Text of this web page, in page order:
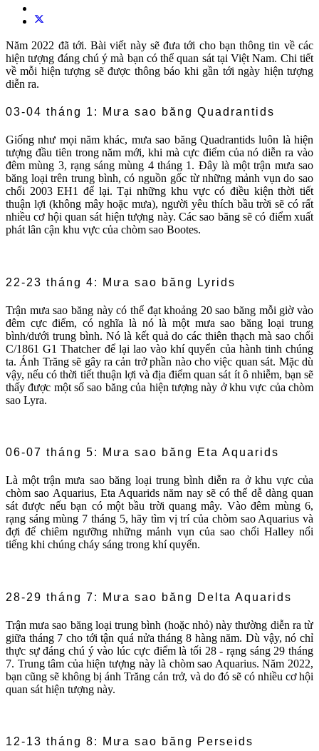
Năm 2022 đã tới. Bài viết này sẽ đưa tới cho bạn thông tin về các
hiện tượng đáng chú ý mà bạn có thể quan sát tại Việt Nam. Chi tiết
về mỗi hiện tượng sẽ được thông báo khi gần tới ngày hiện tượng
diễn ra.
03-04 tháng 1: Mưa sao băng Quadrantids
Giống như mọi năm khác, mưa sao băng Quadrantids luôn là hiện
tượng đầu tiên trong năm mới, khi mà cực điểm của nó diễn ra vào
đêm mùng 3, rạng sáng mùng 4 tháng 1. Đây là một trận mưa sao
băng loại trên trung bình, có nguồn gốc từ những mảnh vụn do sao
chổi 2003 EH1 để lại. Tại những khu vực có điều kiện thời tiết
thuận lợi (không mây hoặc mưa), người yêu thích bầu trời sẽ có rất
nhiều cơ hội quan sát hiện tượng này. Các sao băng sẽ có điểm xuất
phát lân cận khu vực của chòm sao Bootes.
22-23 tháng 4: Mưa sao băng Lyrids
Trận mưa sao băng này có thể đạt khoảng 20 sao băng mỗi giờ vào
đêm cực điểm, có nghĩa là nó là một mưa sao băng loại trung
bình/dưới trung bình. Nó là kết quả do các thiên thạch mà sao chổi
C/1861 G1 Thatcher để lại lao vào khí quyển của hành tinh chúng
ta. Ánh Trăng sẽ gây ra cản trở phần nào cho việc quan sát. Mặc dù
vậy, nếu có thời tiết thuận lợi và địa điểm quan sát ít ô nhiễm, bạn sẽ
thấy được một số sao băng của hiện tượng này ở khu vực của chòm
sao Lyra.
06-07 tháng 5: Mưa sao băng Eta Aquarids
Là một trận mưa sao băng loại trung bình diễn ra ở khu vực của
chòm sao Aquarius, Eta Aquarids năm nay sẽ có thể dễ dàng quan
sát được nếu bạn có một bầu trời quang mây. Vào đêm mùng 6,
rạng sáng mùng 7 tháng 5, hãy tìm vị trí của chòm sao Aquarius và
đợi để chiêm ngưỡng những mảnh vụn của sao chổi Halley nổi
tiếng khi chúng cháy sáng trong khí quyển.
28-29 tháng 7: Mưa sao băng Delta Aquarids
Trận mưa sao băng loại trung bình (hoặc nhỏ) này thường diễn ra từ
giữa tháng 7 cho tới tận quá nửa tháng 8 hàng năm. Dù vậy, nó chỉ
thực sự đáng chú ý vào lúc cực điểm là tối 28 - rạng sáng 29 tháng
7. Trung tâm của hiện tượng này là chòm sao Aquarius. Năm 2022,
bạn cũng sẽ không bị ánh Trăng cản trở, và do đó sẽ có nhiều cơ hội
quan sát hiện tượng này.
12-13 tháng 8: Mưa sao băng Perseids